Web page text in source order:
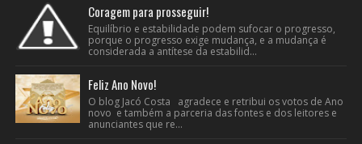
Coragem para prosseguir!
Equilíbrio e estabilidade podem sufocar o progresso,
porque o progresso exige mudança, e a mudança é
considerada a antítese da estabilid...
Feliz Ano Novo!
O blog Jacó Costa agradece e retribui os votos de Ano
novo e também a parceria das fontes e dos leitores e
anunciantes que re...